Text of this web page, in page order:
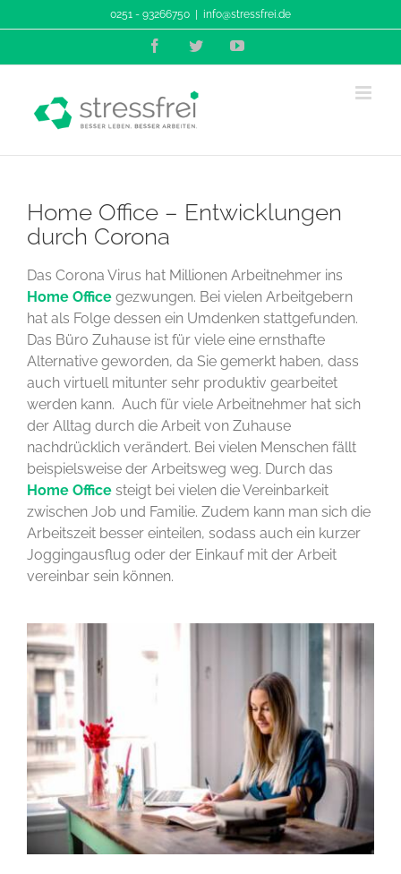
Inhalt
0251 - 93266750 info@stressfrei.de
FacebookTwitterYouTube
Home Office – Entwicklungen
durch Corona
Das Corona Virus hat Millionen Arbeitnehmer ins
Home Office gezwungen. Bei vielen Arbeitgebern
hat als Folge dessen ein Umdenken stattgefunden.
Das Büro Zuhause ist für viele eine ernsthafte
Alternative geworden, da Sie gemerkt haben, dass
auch virtuell mitunter sehr produktiv gearbeitet
werden kann. Auch für viele Arbeitnehmer hat sich
der Alltag durch die Arbeit von Zuhause
nachdrücklich verändert. Bei vielen Menschen fällt
beispielsweise der Arbeitsweg weg. Durch das
Home Office steigt bei vielen die Vereinbarkeit
zwischen Job und Familie. Zudem kann man sich die
Arbeitszeit besser einteilen, sodass auch ein kurzer
Joggingausflug oder der Einkauf mit der Arbeit
vereinbar sein können.